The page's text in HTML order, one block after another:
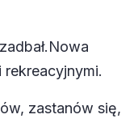
Nowa
.
zastanów się,